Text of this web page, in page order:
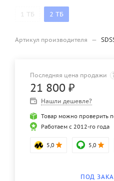
1 ТБ 2 ТБ
Артикул производителя —
Последняя цена продажи
21 800 ₽
Нашли дешевле?
Товар можно проверить
Работаем с 2012-го года
5,0 5,0
ПОД